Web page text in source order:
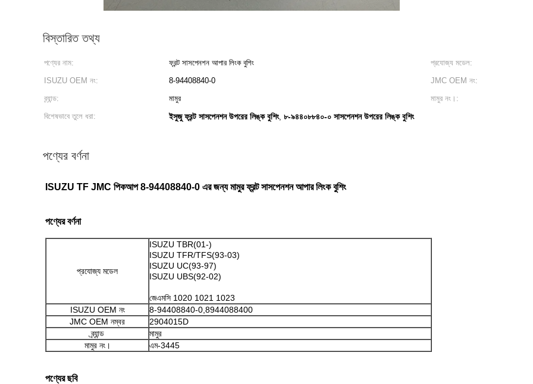
বিস্তারিত তথ্য
পণ্যের নাম: ফ্রন্ট সাসপেনশন আপার লিংক বুশিং প্রযোজ্য মডেল:
ISUZU OEM নং:
8-94408840-0 JMC OEM নং:
ব্র্যান্ড:
মামুর মামুর নং।:
বিশেষভাবে তুলে ধরা:
ইসুজু ফ্রন্ট সাসপেনশন উপরের লিঙ্ক বুশিং, ৮-৯৪৪০৮৮৪০-০ সাসপেনশন উপরের লিঙ্ক বুশিং
পণ্যের বর্ণনা
ISUZU TF JMC পিকআপ 8-94408840-0 এর জন্য মামুর ফ্রন্ট সাসপেনশন আপার লিংক বুশিং
পণ্যের বর্ণনা
প্রযোজ্য মডেল
ISUZU TBR(01-)
ISUZU TFR/TFS(93-03)
ISUZU UC(93-97)
ISUZU UBS(92-02)
জেএমসি 1020 1021 1023
ISUZU OEM নং
8-94408840-0,8944088400
JMC OEM নম্বর
2904015D
ব্র্যান্ড
মামুর
মামুর নং।
এম-3445
পণ্যের ছবি